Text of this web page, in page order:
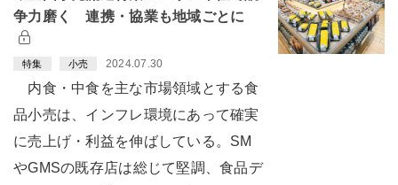
争力磨く 連携・協業も地域ごとに
特集 小売 2024.07.30
内食・中食を主な市場領域とする食
品小売は、インフレ環境にあって確実
に売上げ・利益を伸ばしている。SM
やGMSの既存店は総じて堅調、食品デ